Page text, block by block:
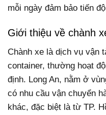
mỗi ngày đảm bảo tiến
Giới thiệu về chành
Chành xe là dịch vụ vận
container, thường hoạt
định. Long An, nằm ở
có nhu cầu vận chuyển
khác, đặc biệt là từ TP.